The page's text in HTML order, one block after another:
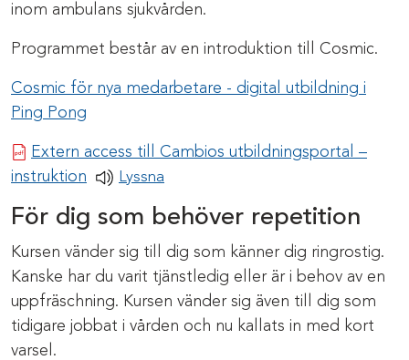
inom ambulans sjukvården.
Programmet består av en introduktion till Cosmic.
Cosmic för nya medarbetare - digital utbildning i
Ping Pong
Extern access till Cambios utbildningsportal –
instruktion Pdf-dokument
Lyssna
För dig som behöver repetition
Kursen vänder sig till dig som känner dig ringrostig.
Kanske har du varit tjänstledig eller är i behov av en
uppfräschning. Kursen vänder sig även till dig som
tidigare jobbat i vården och nu kallats in med kort
varsel.